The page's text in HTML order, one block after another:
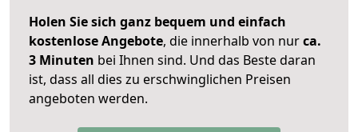
Holen Sie sich ganz bequem und einfach
kostenlose Angebote, die innerhalb von nurca.
3 Minuten bei Ihnen sind. Und das Beste daran
ist, dass all dies zu erschwinglichen Preisen
angeboten werden.